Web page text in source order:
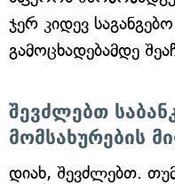
ჯერ კიდევ
გამოცხადებამდე
შევძლებთ
მომსახურების
დიახ, შევძლებთ.